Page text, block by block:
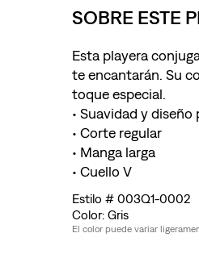
SOBRE ESTE
Esta playera
te encantarán. Su
toque especial.
• Suavidad y
• Corte regular
• Manga larga
• Cuello V
003Q1-0002
Gris
El color puede variar